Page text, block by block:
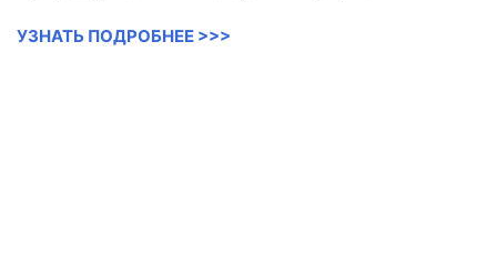
УЗНАТЬ ПОДРОБНЕЕ >>>